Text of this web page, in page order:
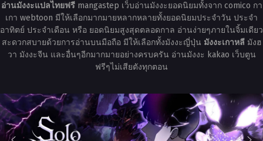
อ่านมังงะแปลไทยฟรีmangastep เว็บอ่านมังงะยอดนิยมทั้งจาก comico กา
เกา webtoon มีให้เลือกมากมายหลากหลายทั้งยอดนิยมประจำวัน ประจำ
อาทิตย์ ประจำเดือน หรือ ยอดนิยมสูงสุดตลอดกาล อ่านง่ายๆภายในจิ้มเดียว
สะดวกสบายด้วยการอ่านบนมือถือ มีให้เลือกทั้งมังงะญี่ปุ่น มังงะเกาหลีมังฮ
วา มังงะจีน และอื่นๆอีกมากมายอย่างครบครัน อ่านมังงะ kakao เว็บตูน
ฟรีๆไม่เสียตังทุกตอน